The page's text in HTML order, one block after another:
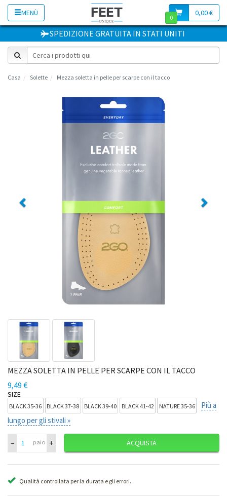
MENÙ 0,00 €
0
SPEDIZIONE GRATUITA IN STATI UNITI
Casa Solette Mezza soletta in pelle per scarpe con il tacco
MEZZA SOLETTA IN PELLE PER SCARPE CON IL TACCO
9,49 €
SIZE
BLACK 35-36 BLACK 37-38 BLACK 39-40 BLACK 41-42 NATURE 35-36
Più a
lungo per gli stivali »
– paio + ACQUISTA
Qualità controllata per la durata e gli errori.